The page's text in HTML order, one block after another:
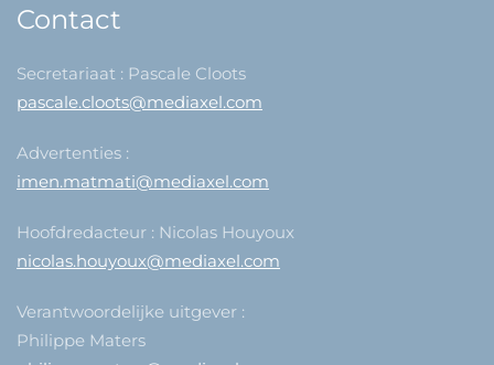
Contact
Secretariaat : Pascale Cloots
pascale.cloots@mediaxel.com
Advertenties :
imen.matmati@mediaxel.com
Hoofdredacteur : Nicolas Houyoux
nicolas.houyoux@mediaxel.com
Verantwoordelijke uitgever :
Philippe Maters